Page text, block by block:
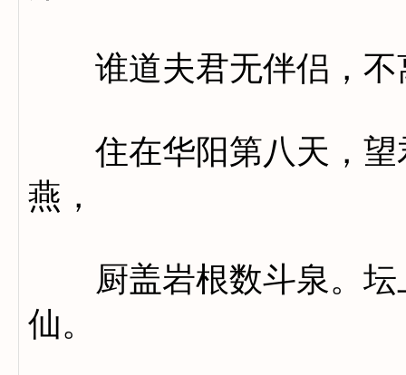
谁道夫君无伴侣，不
住在华阳第八天，望
燕，
厨盖岩根数斗泉。坛
仙。